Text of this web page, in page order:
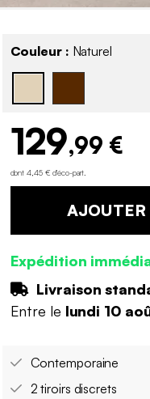
Couleur : Naturel
129,99 €
dont 4,45 € d'éco-part
AJOUTER
Expédition
Livraison
Entre le lundi 10
Contemporaine
2 tiroirs discrets